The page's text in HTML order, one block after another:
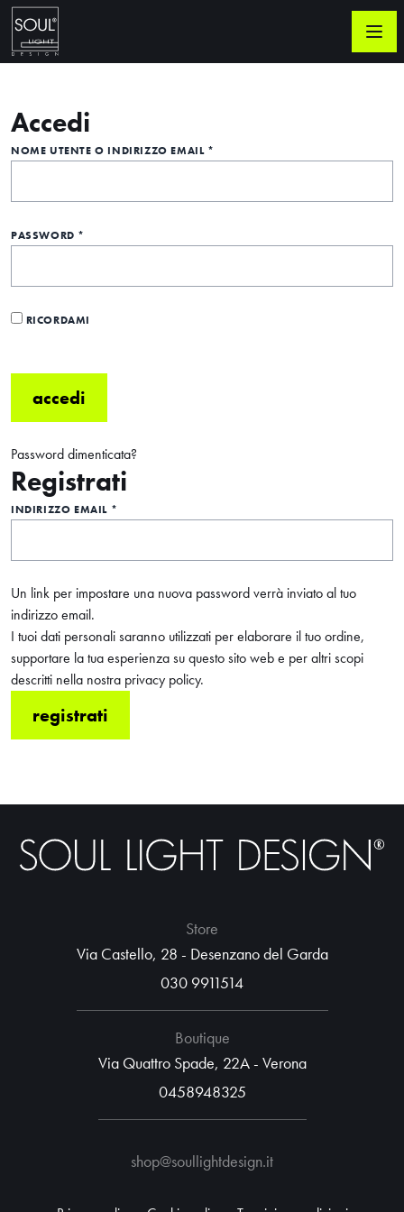
Accedi
NOME UTENTE O INDIRIZZO EMAIL *
PASSWORD *
RICORDAMI
accedi
Password dimenticata?
Registrati
INDIRIZZO EMAIL *
Un link per impostare una nuova password verrà inviato al tuo
indirizzo email.
I tuoi dati personali saranno utilizzati per elaborare il tuo ordine,
supportare la tua esperienza su questo sito web e per altri scopi
descritti nella nostra privacy policy.
registrati
Store
Via Castello, 28 - Desenzano del Garda
030 9911514
Boutique
Via Quattro Spade, 22A - Verona
0458948325
shop@soullightdesign.it